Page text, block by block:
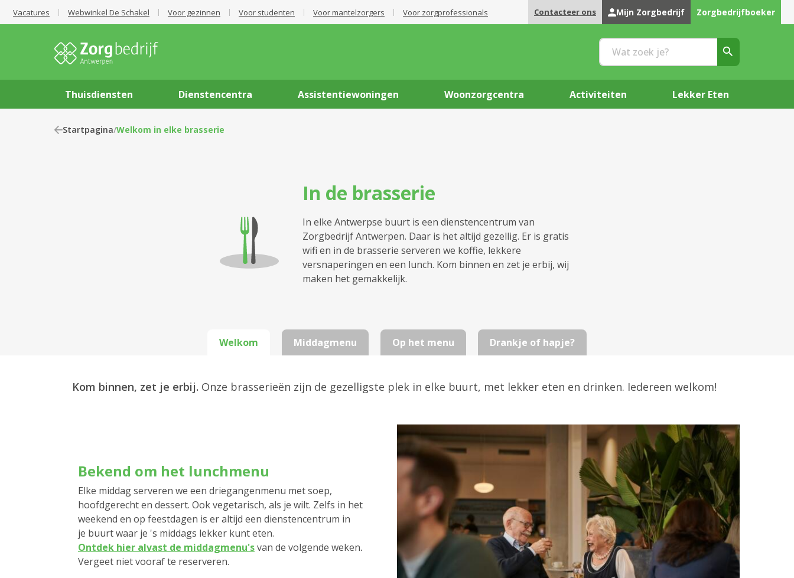
Vacatures Webwinkel De Schakel Voor gezinnen Voor studenten Voor mantelzorgers Voor zorgprofessionals Contacteer ons Mijn Zorgbedrijf Zorgbedrijfboeker
Thuisdiensten Dienstencentra Assistentiewoningen Woonzorgcentra Activiteiten Lekker Eten
Startpagina/Welkom in elke brasserie
In de brasserie
In elke Antwerpse buurt is een dienstencentrum van
Zorgbedrijf Antwerpen. Daar is het altijd gezellig. Er is gratis
wifi en in de brasserie serveren we koffie, lekkere
versnaperingen en een lunch. Kom binnen en zet je erbij, wij
maken het gemakkelijk.
Welkom
Kom binnen, zet je erbij. Onze brasserieën zijn de gezelligste plek in elke buurt, met lekker eten en drinken. Iedereen welkom!
Bekend om het lunchmenu
Elke middag serveren we een driegangenmenu met soep,
hoofdgerecht en dessert. Ook vegetarisch, als je wilt. Zelfs in het
weekend en op feestdagen is er altijd een dienstencentrum in
je buurt waar je 's middags lekker kunt eten.
Ontdek hier alvast de middagmenu'svan de volgende weken.
Vergeet niet vooraf te reserveren.
Middagmenu Op het menu Drankje of hapje?